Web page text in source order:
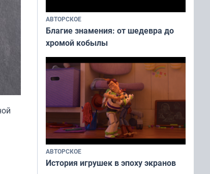
АВТОРСКОЕ
Благие знамения: от шедевра до
хромой кобылы
АВТОРСКОЕ
История игрушек в эпоху экранов